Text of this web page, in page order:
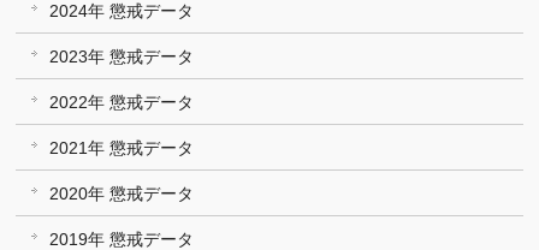
2024年 懲戒データ
2023年 懲戒データ
2022年 懲戒データ
2021年 懲戒データ
2020年 懲戒データ
2019年 懲戒データ